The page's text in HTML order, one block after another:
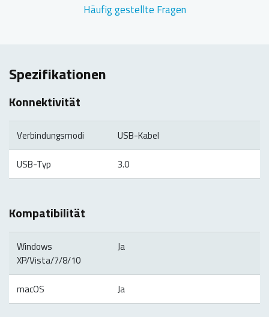
Häufig gestellte Fragen
Spezifikationen
Konnektivität
Verbindungsmodi USB-Kabel
USB-Typ 3.0
Kompatibilität
Windows
XP/Vista/7/8/10
Ja
macOS Ja